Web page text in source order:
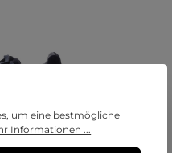
um eine bestmögliche
Informationen ...